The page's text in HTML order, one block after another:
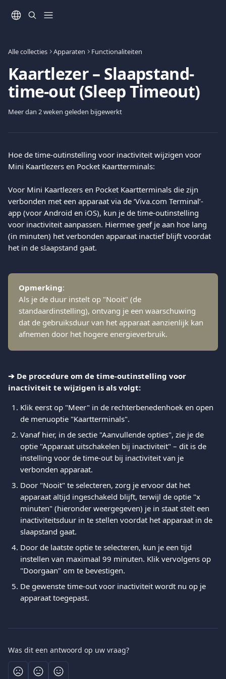
Alle collecties Apparaten Functionaliteiten
Kaartlezer – Slaapstand-
time-out (Sleep Timeout)
Meer dan 2 weken geleden bijgewerkt
Hoe de time-outinstelling voor inactiviteit wijzigen voor
Mini Kaartlezers en Pocket Kaartterminals:
Voor Mini Kaartlezers en Pocket Kaartterminals die zijn
verbonden met een apparaat via de ‘Viva.com Terminal’-
app (voor Android en iOS), kun je de time-outinstelling
voor inactiviteit aanpassen. Hiermee geef je aan hoe lang
(in minuten) het verbonden apparaat inactief blijft voordat
het in de slaapstand gaat.
Opmerking:
Als je de duur instelt op "Nooit" (de
standaardinstelling), ontvang je een waarschuwing
dat de gebruiksduur van het apparaat aanzienlijk kan
afnemen door het hogere energieverbruik.
➔ De procedure om de time-outinstelling voor
inactiviteit te wijzigen is als volgt:
Klik eerst op "Meer" in de rechterbenedenhoek en open
de menuoptie "Kaartterminals".
Vanaf hier, in de sectie "Aanvullende opties", zie je de
optie "Apparaat uitschakelen bij inactiviteit" – dit is de
instelling voor de time-out bij inactiviteit van je
verbonden apparaat.
Door "Nooit" te selecteren, zorg je ervoor dat het
apparaat altijd ingeschakeld blijft, terwijl de optie "x
minuten" (hieronder weergegeven) je in staat stelt een
inactiviteitsduur in te stellen voordat het apparaat in de
slaapstand gaat.
Door de laatste optie te selecteren, kun je een tijd
instellen van maximaal 99 minuten. Klik vervolgens op
"Doorgaan" om te bevestigen.
De gewenste time-out voor inactiviteit wordt nu op je
apparaat toegepast.
Was dit een antwoord op uw vraag?